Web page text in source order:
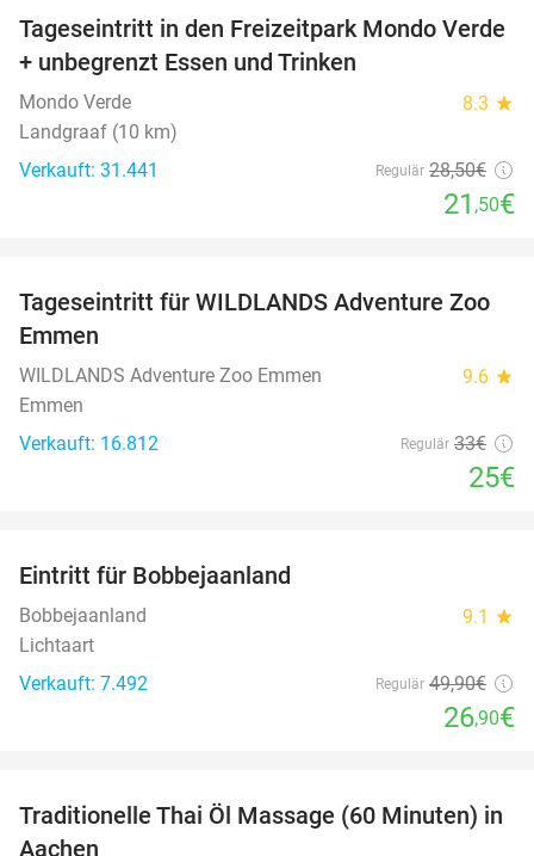
25%
Tageseintritt in den Freizeitpark Mondo Verde
+ unbegrenzt Essen und Trinken
Mondo Verde 8.3 star
Landgraaf (10 km)
Verkauft: 31.441
Regulär 28,50€
21 ,50€
24%
Tageseintritt für WILDLANDS Adventure Zoo
Emmen
WILDLANDS Adventure Zoo Emmen 9.6 star
Emmen
Verkauft: 16.812
Regulär 33€
25€
Eintritt für Bobbejaanland
Bobbejaanland 9.1 star
Lichtaart
Verkauft: 7.492
Regulär 49,90€
26,90€
36%
Traditionelle Thai Öl Massage (60 Minuten) in
Aachen